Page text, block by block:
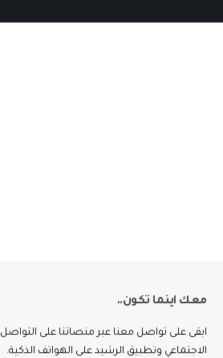
معك اينما تكون..
ابقى على تواصل معنا عبر منصاتنا على التواصل
الاجتماعي وتطبيق الرشيد على الهواتف الذكية.